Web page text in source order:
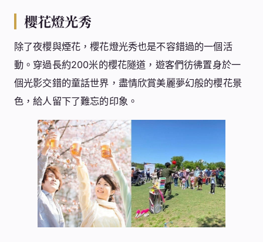
櫻花燈光秀
除了夜櫻與煙花，櫻花燈光秀也是不容錯過的一個活
動。穿過長約200米的櫻花隧道，遊客們彷彿置身於一
個光影交錯的童話世界，盡情欣賞美麗夢幻般的櫻花景
色，給人留下了難忘的印象。